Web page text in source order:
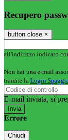
Recupero
button close ×
all'indirizzo indicato
Non hai una e-mail
tramite la Login
E-mail inviata, si
Errore
Chiudi